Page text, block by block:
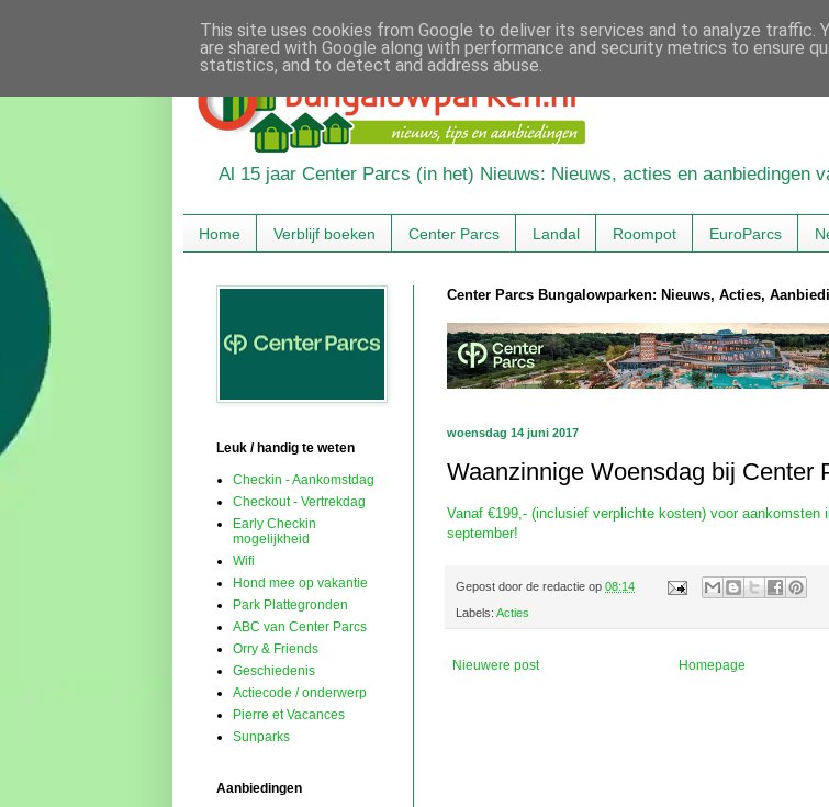
Al 15 jaar Center Parcs (in het) Nieuws: Nieuws, acties en aanbiedingen
Home Verblijf boeken Center Parcs Landal Roompot EuroParcs
Center Parcs Bungalowparken: Nieuws, Acties,
woensdag 14 juni 2017
Waanzinnige Woensdag bij Center
Vanaf €199,- (inclusief verplichte kosten) voor aankomsten
september!
Gepost door de redactie op 08:14
Labels: Acties
Nieuwere post Homepage
Leuk / handig te weten
Checkin - Aankomstdag
Checkout - Vertrekdag
Early Checkin
mogelijkheid
Wifi
Hond mee op vakantie
Park Plattegronden
ABC van Center Parcs
Orry & Friends
Geschiedenis
Actiecode / onderwerp
Pierre et Vacances
Sunparks
Aanbiedingen
This site uses cookies from Google to deliver its services and to analyze traffic.
are shared with Google along with performance and security metrics to ensure
statistics, and to detect and address abuse.